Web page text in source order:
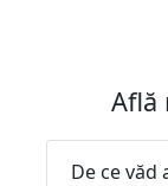
Află
De ce văd